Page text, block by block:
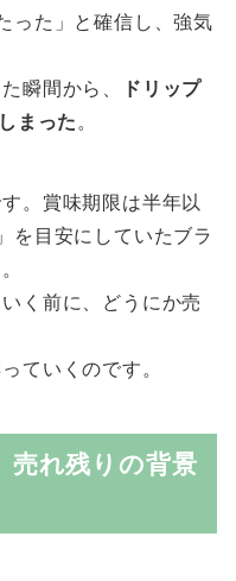
った」と確信し、強気
瞬間から、
ドリップ
まった 。
。賞味期限は半年以
を目安にしていたブラ
く前に、どうにか売
ていくのです。
売れ残りの背景